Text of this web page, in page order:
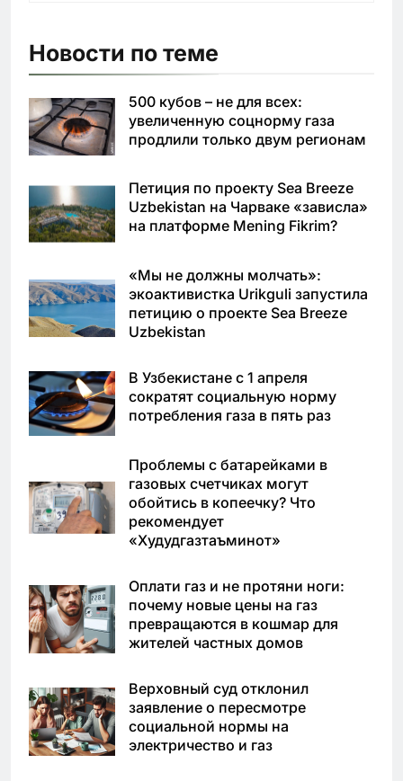
Новости по теме
500 кубов – не для всех:
увеличенную соцнорму газа
продлили только двум регионам
Петиция по проекту Sea Breeze
Uzbekistan на Чарваке «зависла»
на платформе Mening Fikrim?
«Мы не должны молчать»:
экоактивистка Urikguli запустила
петицию о проекте Sea Breeze
Uzbekistan
В Узбекистане с 1 апреля
сократят социальную норму
потребления газа в пять раз
Проблемы с батарейками в
газовых счетчиках могут
обойтись в копеечку? Что
рекомендует
«Худудгазтаъминот»
Оплати газ и не протяни ноги:
почему новые цены на газ
превращаются в кошмар для
жителей частных домов
Верховный суд отклонил
заявление о пересмотре
социальной нормы на
электричество и газ